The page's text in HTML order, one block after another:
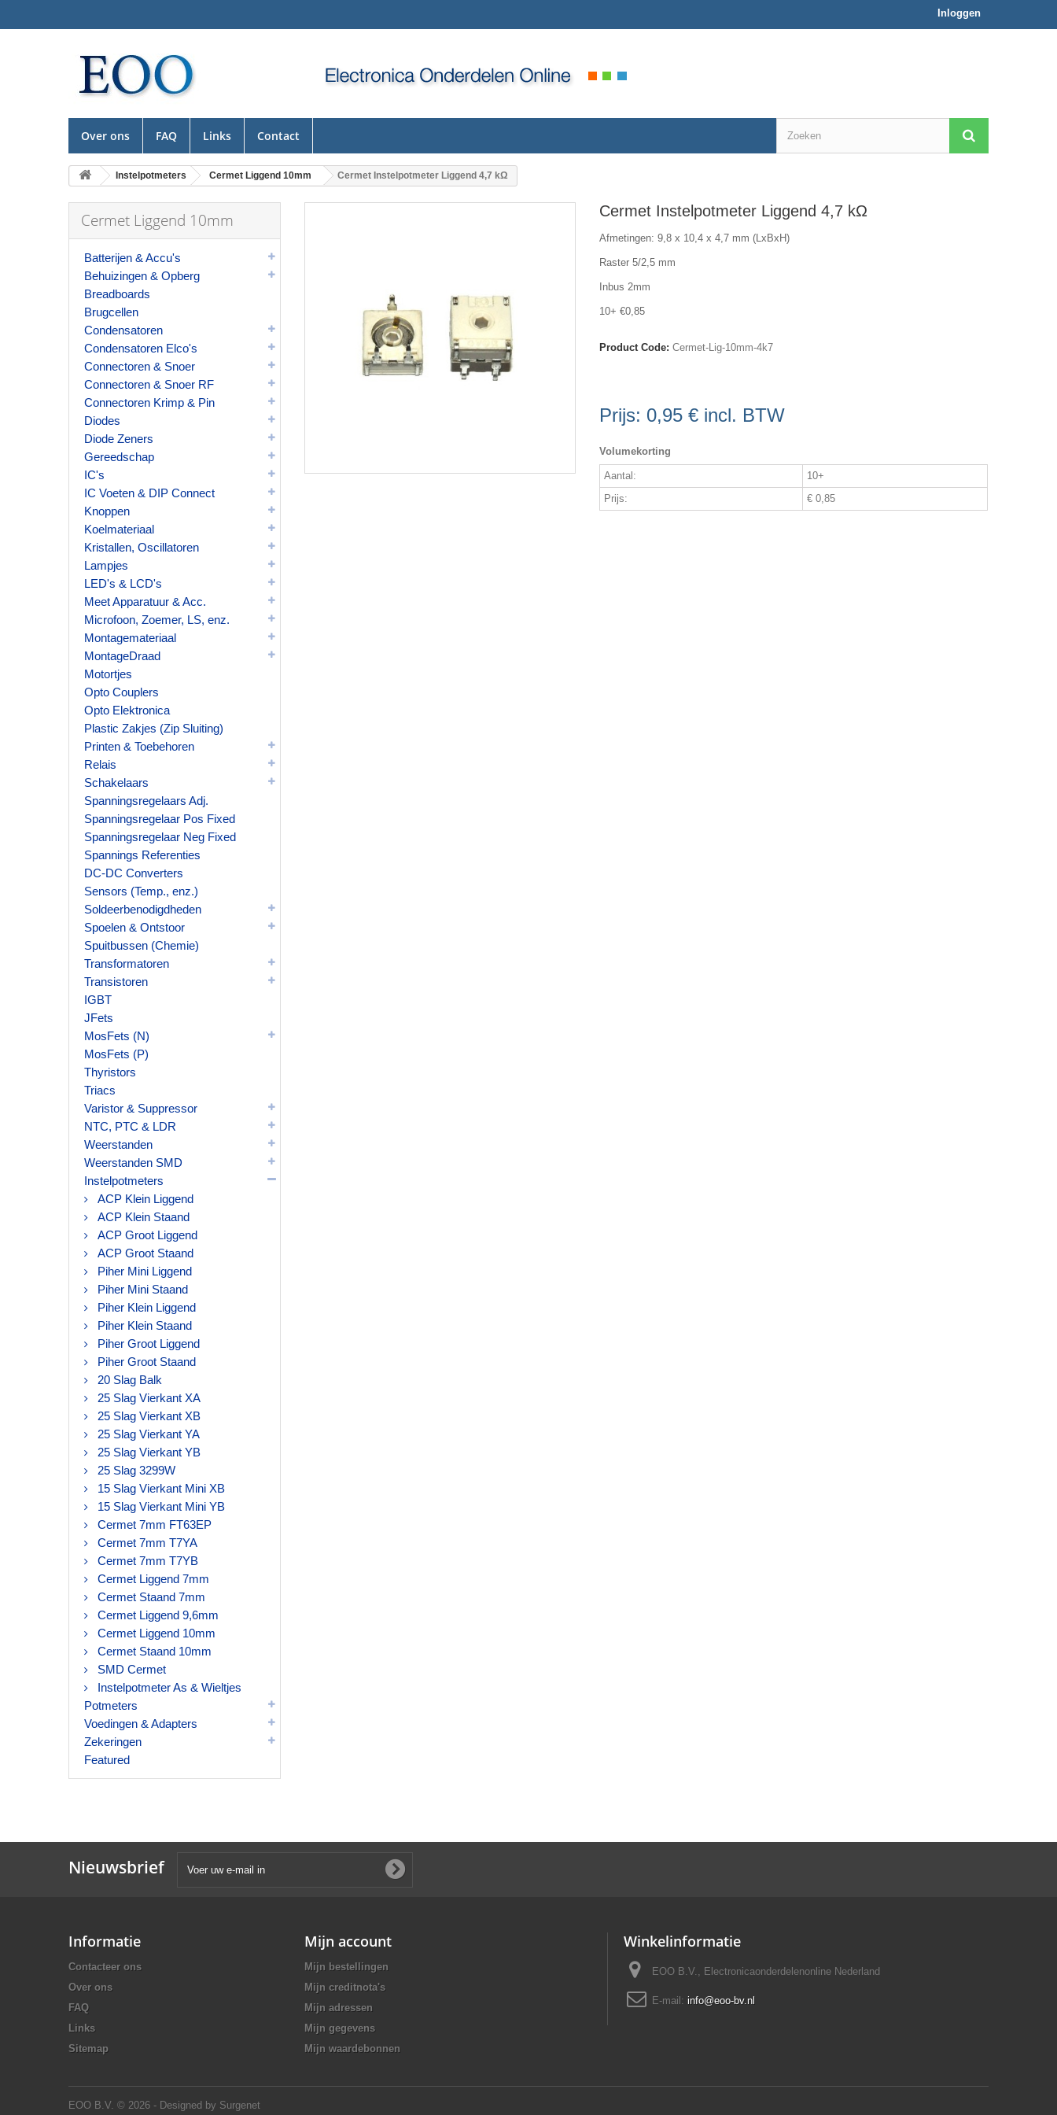
Inloggen
Over ons FAQ Links Contact
Instelpotmeters Cermet Liggend 10mm Cermet Instelpotmeter Liggend 4,7 kΩ
Cermet Liggend 10mm
Batterijen & Accu's
Behuizingen & Opberg
Breadboards
Brugcellen
Condensatoren
Condensatoren Elco's
Connectoren & Snoer
Connectoren & Snoer RF
Connectoren Krimp & Pin
Diodes
Diode Zeners
Gereedschap
IC's
IC Voeten & DIP Connect
Knoppen
Koelmateriaal
Kristallen, Oscillatoren
Lampjes
LED's & LCD's
Meet Apparatuur & Acc.
Microfoon, Zoemer, LS, enz.
Montagemateriaal
MontageDraad
Motortjes
Opto Couplers
Opto Elektronica
Plastic Zakjes (Zip Sluiting)
Printen & Toebehoren
Relais
Schakelaars
Spanningsregelaars Adj.
Spanningsregelaar Pos Fixed
Spanningsregelaar Neg Fixed
Spannings Referenties
DC-DC Converters
Sensors (Temp., enz.)
Soldeerbenodigdheden
Spoelen & Ontstoor
Spuitbussen (Chemie)
Transformatoren
Transistoren
IGBT
JFets
MosFets (N)
MosFets (P)
Thyristors
Triacs
Varistor & Suppressor
NTC, PTC & LDR
Weerstanden
Weerstanden SMD
Instelpotmeters
ACP Klein Liggend
ACP Klein Staand
ACP Groot Liggend
ACP Groot Staand
Piher Mini Liggend
Piher Mini Staand
Piher Klein Liggend
Piher Klein Staand
Piher Groot Liggend
Piher Groot Staand
20 Slag Balk
25 Slag Vierkant XA
25 Slag Vierkant XB
25 Slag Vierkant YA
25 Slag Vierkant YB
25 Slag 3299W
15 Slag Vierkant Mini XB
15 Slag Vierkant Mini YB
Cermet 7mm FT63EP
Cermet 7mm T7YA
Cermet 7mm T7YB
Cermet Liggend 7mm
Cermet Staand 7mm
Cermet Liggend 9,6mm
Cermet Liggend 10mm
Cermet Staand 10mm
SMD Cermet
Instelpotmeter As & Wieltjes
Potmeters
Voedingen & Adapters
Zekeringen
Featured
Cermet Instelpotmeter Liggend 4,7 kΩ
Afmetingen: 9,8 x 10,4 x 4,7 mm (LxBxH)
Raster 5/2,5 mm
Inbus 2mm
10+ €0,85
Product Code: Cermet-Lig-10mm-4k7
Prijs: 0,95 € incl. BTW
Volumekorting
Aantal:
10+
Prijs:
€ 0,85
Nieuwsbrief
Informatie
Contacteer ons
Over ons
FAQ
Links
Sitemap
EOO B.V. © 2026 - Designed by Surgenet
Mijn account
Mijn bestellingen
Mijn creditnota's
Mijn adressen
Mijn gegevens
Mijn waardebonnen
Winkelinformatie
EOO B.V., Electronicaonderdelenonline Nederland
E-mail: info@eoo-bv.nl